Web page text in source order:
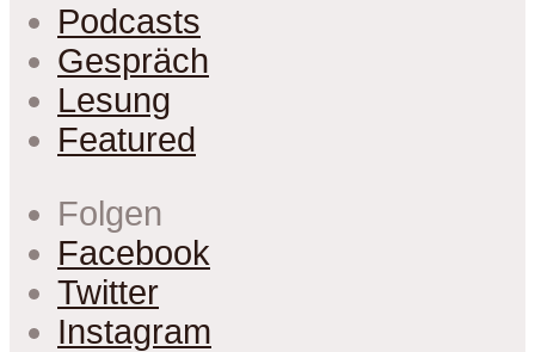
Podcasts
Gespräch
Lesung
Featured
Folgen
Facebook
Twitter
Instagram